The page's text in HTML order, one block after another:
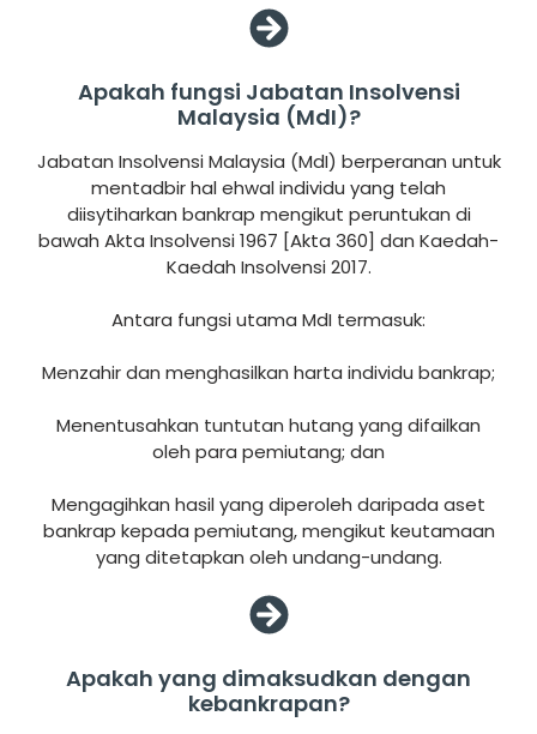
Apakah fungsi Jabatan Insolvensi
Malaysia (MdI)?
Jabatan Insolvensi Malaysia (MdI) berperanan untuk
mentadbir hal ehwal individu yang telah
diisytiharkan bankrap mengikut peruntukan di
bawah Akta Insolvensi 1967 [Akta 360] dan Kaedah-
Kaedah Insolvensi 2017.
Antara fungsi utama MdI termasuk:
Menzahir dan menghasilkan harta individu bankrap;
Menentusahkan tuntutan hutang yang difailkan
oleh para pemiutang; dan
Mengagihkan hasil yang diperoleh daripada aset
bankrap kepada pemiutang, mengikut keutamaan
yang ditetapkan oleh undang-undang.
Apakah yang dimaksudkan dengan
kebankrapan?